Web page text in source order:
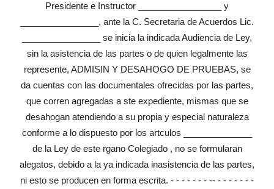
Presidente e Instructor _________________ y
________________, ante la C. Secretaria de Acuerdos Lic.
________________ se inicia la indicada Audiencia de Ley,
sin la asistencia de las partes o de quien legalmente las
represente, ADMISIN Y DESAHOGO DE PRUEBAS, se
da cuentas con las documentales ofrecidas por las partes,
que corren agregadas a ste expediente, mismas que se
desahogan atendiendo a su propia y especial naturaleza
conforme a lo dispuesto por los artculos ______________
de la Ley de este rgano Colegiado , no se formularan
alegatos, debido a la ya indicada inasistencia de las partes,
ni esto se producen en forma escrita. - - - - - - - -- - - - - - - -